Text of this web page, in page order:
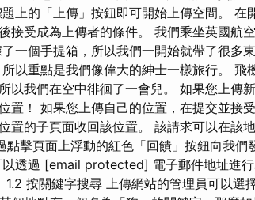
上的「上傳」按鈕即可開始上傳空間。 在
受成為上傳者的條件。 我們乘坐英國航空
一個手提箱，所以我們一開始就帶了很多
以重點是我們像偉大的紳士一樣旅行。 飛
我們在空中徘徊了一會兒。 如果您上傳新
置！ 如果您上傳自己的位置，在提交並接
置的子頁面收回該位置。 該請求可以在該
擊頁面上浮動的紅色「回饋」按鈕向我們
透過 [email protected] 電子郵件地址進行
按關鍵字搜尋 上傳網站的管理員可以選